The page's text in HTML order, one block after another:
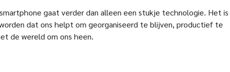
gaat verder dan alleen een stukje technologie. Het is
dat ons helpt om georganiseerd te blijven, productief te
de wereld om ons heen.